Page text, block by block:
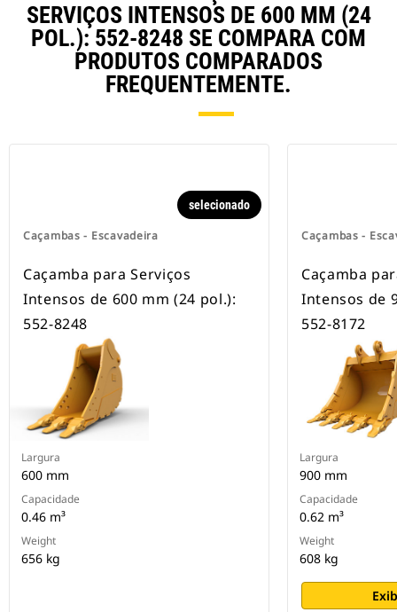
SERVIÇOS INTENSOS DE 600 MM (24
POL.): 552-8248 SE COMPARA COM
PRODUTOS COMPARADOS
FREQUENTEMENTE.
Caçambas - Escavadeira
selecionado
Caçamba para Serviços
Intensos de 600 mm (24 pol.):
552-8248
Largura
600 mm
Capacidade
0.46 m³
Weight
656 kg
Caçambas -
Caçamba
Intensos de
552-8172
Largura
900 mm
Capacidade
0.62 m³
Weight
608 kg